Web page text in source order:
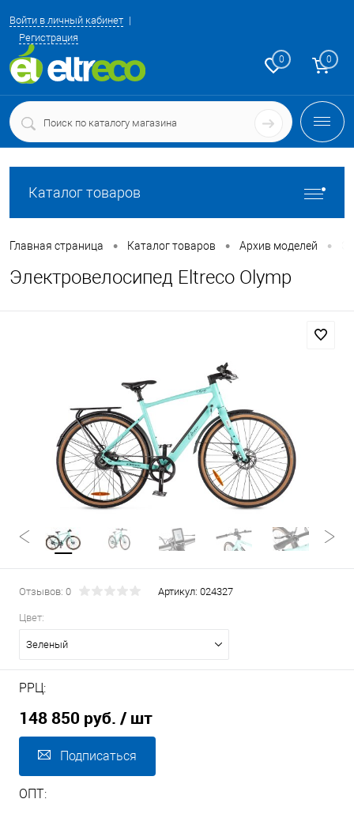
Войти в личный кабинет
Регистрация
0 0
Каталог товаров
Главная страница • Каталог товаров • Архив моделей •
Электровелосипед Eltreco Olymp
Отзывов: 0 Артикул: 024327
Цвет:
Зеленый
РРЦ:
148 850 руб. / шт
Подписаться
ОПТ: